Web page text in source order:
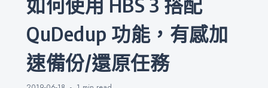
QuDedup 功能，有感加
速備份/還原任務